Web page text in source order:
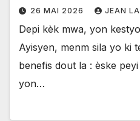
26 MAI 2026 JEAN
Depi kèk mwa, yon
Ayisyen, menm sila yo ki
benefis dout la : èske
yon…